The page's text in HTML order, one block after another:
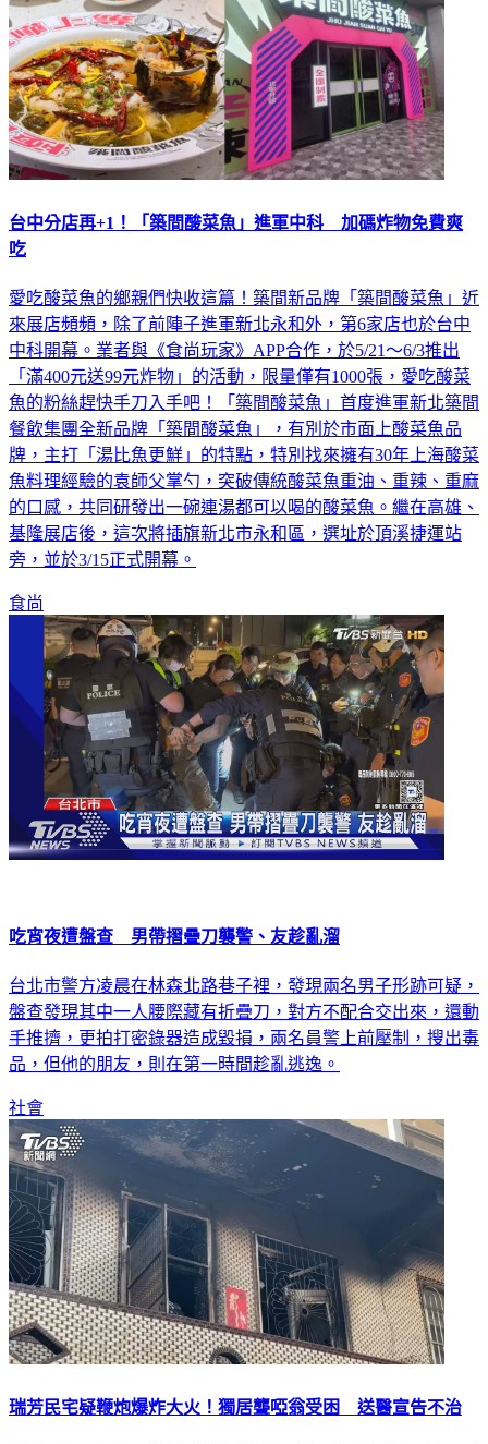
台中分店再+1！「築間酸菜魚」進軍中科 加碼炸物免費爽
吃
愛吃酸菜魚的鄉親們快收這篇！築間新品牌「築間酸菜魚」近
來展店頻頻，除了前陣子進軍新北永和外，第6家店也於台中
中科開幕。業者與《食尚玩家》APP合作，於5/21～6/3推出
「滿400元送99元炸物」的活動，限量僅有1000張，愛吃酸菜
魚的粉絲趕快手刀入手吧！「築間酸菜魚」首度進軍新北築間
餐飲集團全新品牌「築間酸菜魚」，有別於市面上酸菜魚品
牌，主打「湯比魚更鮮」的特點，特別找來擁有30年上海酸菜
魚料理經驗的袁師父掌勺，突破傳統酸菜魚重油、重辣、重麻
的口感，共同研發出一碗連湯都可以喝的酸菜魚。繼在高雄、
基隆展店後，這次將插旗新北市永和區，選址於頂溪捷運站
旁，並於3/15正式開幕。
食尚
吃宵夜遭盤查 男帶摺疊刀襲警、友趁亂溜
台北市警方凌晨在林森北路巷子裡，發現兩名男子形跡可疑，
盤查發現其中一人腰際藏有折疊刀，對方不配合交出來，還動
手推擠，更拍打密錄器造成毀損，兩名員警上前壓制，搜出毒
品，但他的朋友，則在第一時間趁亂逃逸。
社會
瑞芳民宅疑鞭炮爆炸大火！獨居聾啞翁受困 送醫宣告不治